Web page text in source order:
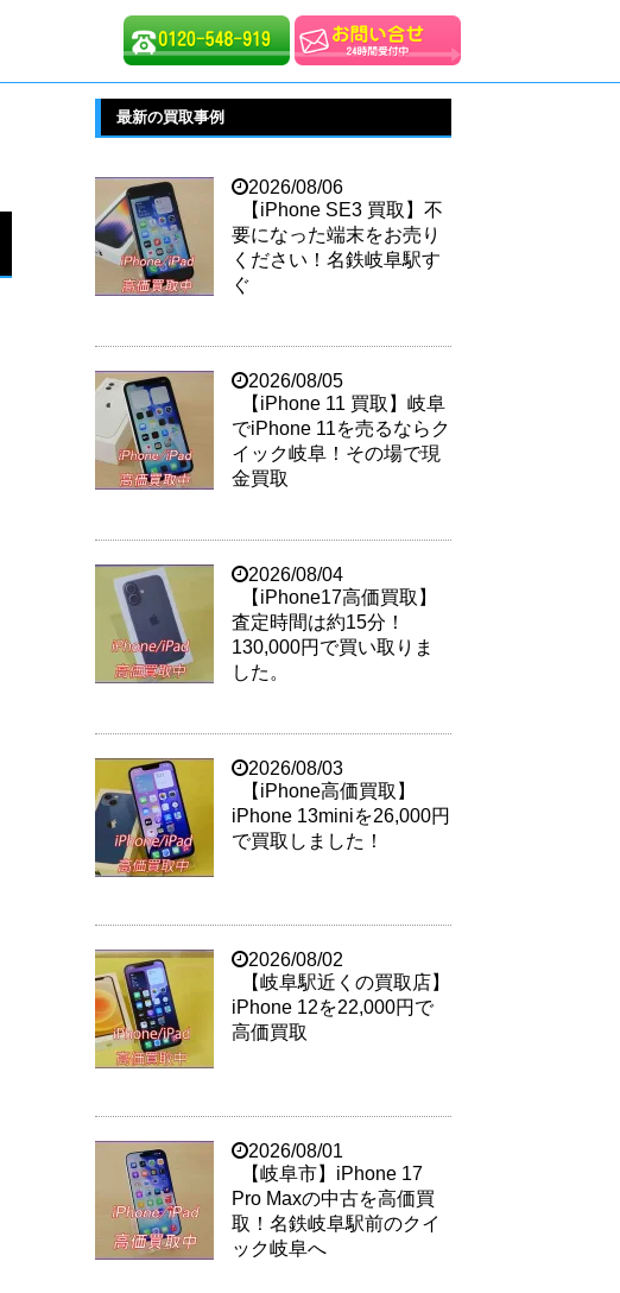
最新の買取事例
2026/08/06
【iPhone SE3 買取】不
要になった端末をお売り
ください！名鉄岐阜駅す
ぐ
2026/08/05
【iPhone 11 買取】岐阜
でiPhone 11を売るならク
イック岐阜！その場で現
金買取
2026/08/04
【iPhone17高価買取】
査定時間は約15分！
130,000円で買い取りま
した。
2026/08/03
【iPhone高価買取】
iPhone 13miniを26,000円
で買取しました！
2026/08/02
【岐阜駅近くの買取店】
iPhone 12を22,000円で
高価買取
2026/08/01
【岐阜市】iPhone 17
Pro Maxの中古を高価買
取！名鉄岐阜駅前のクイ
ック岐阜へ